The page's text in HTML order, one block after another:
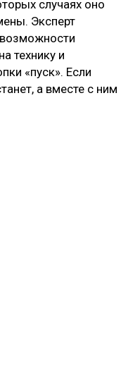
случаях оно
Эксперт
возможности
технику и
«пуск». Если
а вместе с ним